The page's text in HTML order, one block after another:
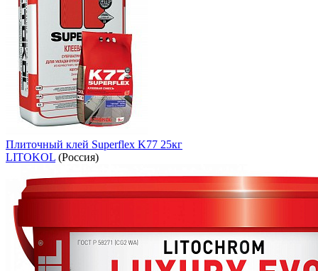
Плиточный клей Superflex K77 25кг
LITOKOL (Россия)